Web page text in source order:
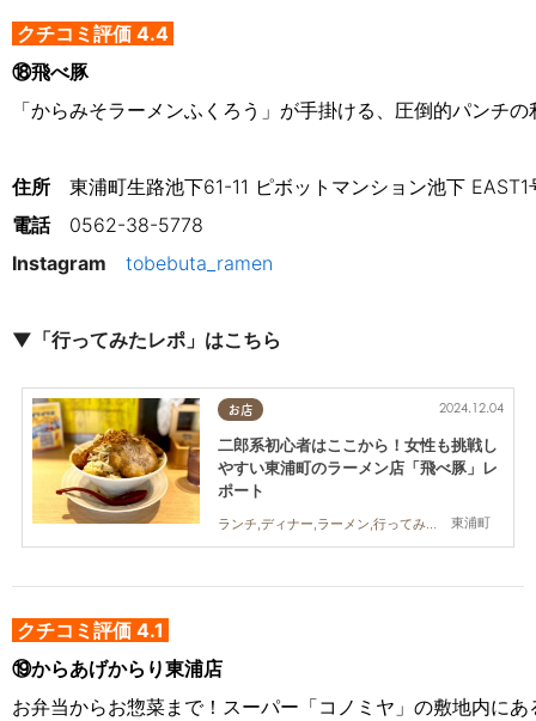
クチコミ評価 4.4
⑱飛べ豚
「からみそラーメンふくろう」が手掛ける、圧倒的パンチ
住所 東浦町生路池下61-11 ピボットマンション池下 EAST1
電話
0562-38-5778
Instagram
tobebuta_ramen
▼「行ってみたレポ」はこちら
お店
東浦町
2024.12.04
二郎系初心者はここから！女性も挑戦し
やすい東浦町のラーメン店「飛べ豚」レ
ポート
ランチ,ディナー,ラーメン,行ってみたレポ,コスパ抜群
クチコミ評価 4.1
⑲からあげからり東浦店
お弁当からお惣菜まで！スーパー「コノミヤ」の敷地内に